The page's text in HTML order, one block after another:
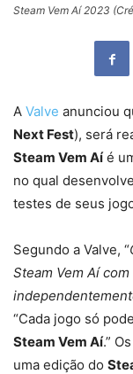
Steam Vem Aí 2023
A Valve anunciou
Next Fest), será
Steam Vem Aíé
no qual
testes de seus
Segundo a Valve, “
Steam Vem Aí
“Cada jogo só
Steam Vem Aí.”
uma edição do